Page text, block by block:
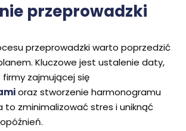
przeprowadzki
przeprowadzki warto poprzedzić
Kluczowe jest ustalenie daty,
zajmującej się
oraz stworzenie harmonogramu
to zminimalizować stres i uniknąć